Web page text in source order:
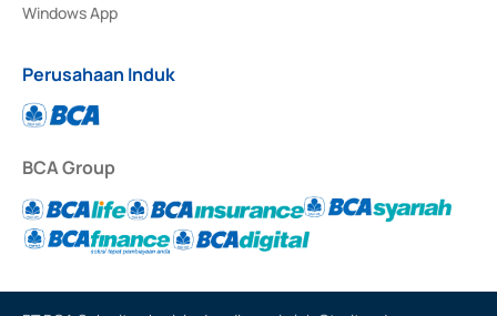
Windows App
Perusahaan Induk
BCA Group